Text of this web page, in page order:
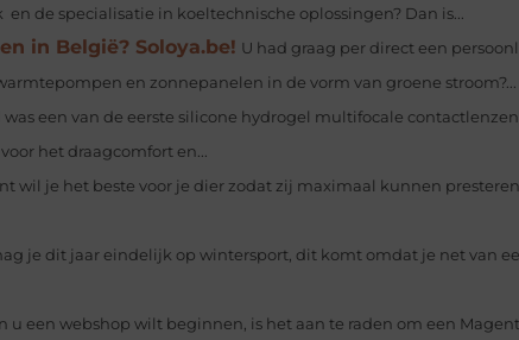
de specialisatie in koeltechnische oplossingen? Dan is...
in België? Soloya.be! U had graag per direct een
en zonnepanelen in de vorm van groene stroom?...
een van de eerste silicone hydrogel multifocale
het draagcomfort en...
wil je het beste voor je dier zodat zij maximaal kunnen
je dit jaar eindelijk op wintersport, dit komt omdat je net van
u een webshop wilt beginnen, is het aan te raden om een